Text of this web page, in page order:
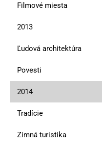
Filmové miesta
2013
Ľudová architektúra
Povesti
2014
Tradície
Zimná turistika